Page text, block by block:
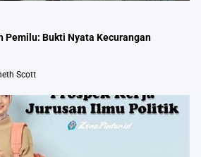
Pemilu: Bukti Nyata Kecurangan
Scott